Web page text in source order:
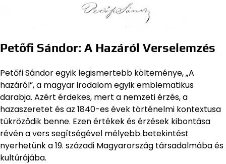
Petőfi Sándor: A Hazáról Verselemzés
Petőfi Sándor egyik legismertebb költeménye, „A
hazáról”, a magyar irodalom egyik emblematikus
darabja. Azért érdekes, mert a nemzeti érzés, a
hazaszeretet és az 1840-es évek történelmi kontextusa
tükröződik benne. Ezen értékek és érzések kibontása
révén a vers segítségével mélyebb betekintést
nyerhetünk a 19. századi Magyarország társadalmába és
kultúrájába.